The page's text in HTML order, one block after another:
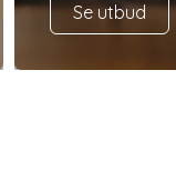
Se utbud